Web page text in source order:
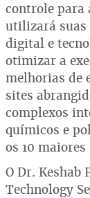
controle para
utilizará suas
digital e
otimizar a
melhorias de
sites
complexos
químicos e
os 10
O Dr. Keshab
Technology